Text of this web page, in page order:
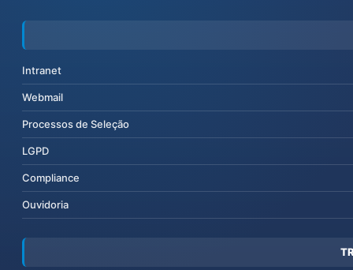
Intranet
Webmail
Processos de Seleção
LGPD
Compliance
Ouvidoria